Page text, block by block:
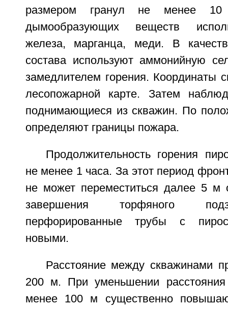
размером гранул не менее
дымообразующих веществ
железа, марганца, меди. В
состава используют аммонийную
замедлителем горения. Координаты
лесопожарной карте. Затем
поднимающиеся из скважин. По
определяют границы пожара.
Продолжительность горения
не менее 1 часа. За этот период
не может переместиться далее 5 м
завершения торфяного
перфорированные трубы с
новыми.
Расстояние между скважинами
200 м. При уменьшении
менее 100 м существенно